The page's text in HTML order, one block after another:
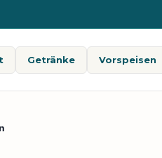
Getränke Vorspeisen